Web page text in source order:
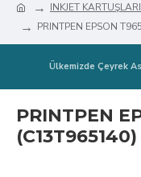
INKJET KARTUŞLARI
PRINTPEN EPSON
Ülkemizde Çeyrek
PRINTPEN